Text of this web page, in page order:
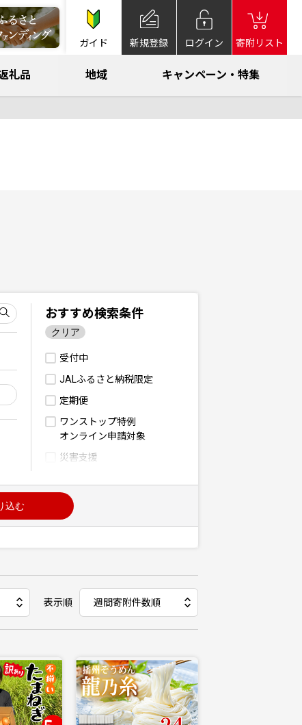
ガイド 新規登録 ログイン 寄附リスト
礼品 地域 キャンペーン・特集
おすすめ検索条件
クリア
受付中
JALふるさと納税限定
定期便
ワンストップ特例
オンライン申請対象
災害支援
込む
表示順